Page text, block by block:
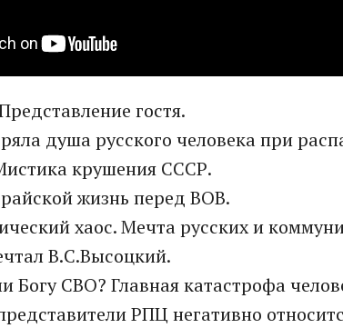
гостя.
душа русского человека при
крушения СССР.
жизнь перед ВОВ.
хаос. Мечта русских и
В.С.Высоцкий.
Богу СВО? Главная катастрофа
РПЦ негативно